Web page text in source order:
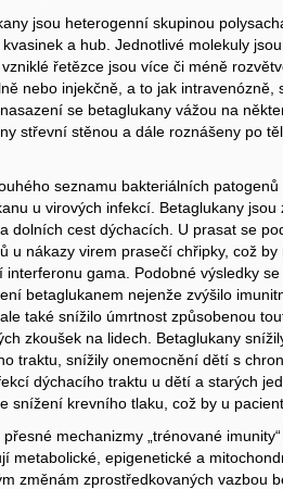
jsou heterogenní skupinou
a hub. Jednotlivé molekuly
řetězce jsou více či méně
nebo injekčně, a to jak intravenózně,
se betaglukany vážou na
střevní stěnou a dále roznášeny po
seznamu bakteriálních
u virových infekcí. Betaglukany
dolních cest dýchacích. U prasat se
u nákazy virem prasečí chřipky, což
interferonu gama. Podobné výsledky
betaglukanem nejenže zvýšilo
také snížilo úmrtnost způsobenou
zkoušek na lidech. Betaglukany
traktu, snížily onemocnění dětí s
dýchacího traktu u dětí a starých
snížení krevního tlaku, což by u
mechanizmy „trénované
metabolické, epigenetické a
změnám zprostředkovaných vazbou